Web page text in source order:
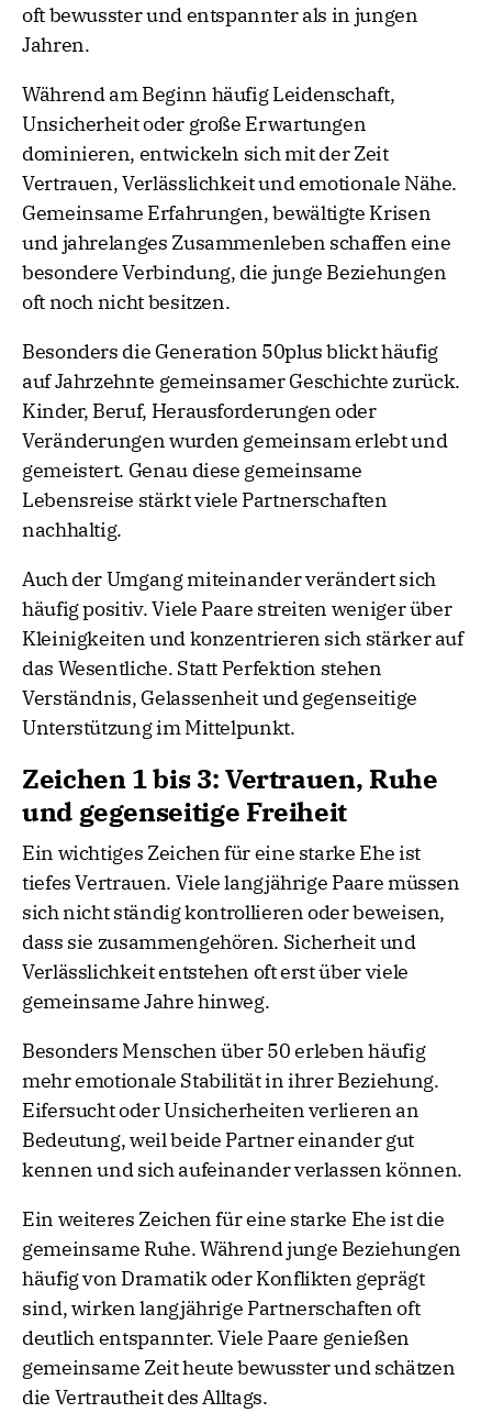
oft bewusster und entspannter als in jungen
Jahren.
Während am Beginn häufig Leidenschaft,
Unsicherheit oder große Erwartungen
dominieren, entwickeln sich mit der Zeit
Vertrauen, Verlässlichkeit und emotionale Nähe.
Gemeinsame Erfahrungen, bewältigte Krisen
und jahrelanges Zusammenleben schaffen eine
besondere Verbindung, die junge Beziehungen
oft noch nicht besitzen.
Besonders die Generation 50plus blickt häufig
auf Jahrzehnte gemeinsamer Geschichte zurück.
Kinder, Beruf, Herausforderungen oder
Veränderungen wurden gemeinsam erlebt und
gemeistert. Genau diese gemeinsame
Lebensreise stärkt viele Partnerschaften
nachhaltig.
Auch der Umgang miteinander verändert sich
häufig positiv. Viele Paare streiten weniger über
Kleinigkeiten und konzentrieren sich stärker auf
das Wesentliche. Statt Perfektion stehen
Verständnis, Gelassenheit und gegenseitige
Unterstützung im Mittelpunkt.
Zeichen 1 bis 3: Vertrauen, Ruhe
und gegenseitige Freiheit
Ein wichtiges Zeichen für eine starke Ehe ist
tiefes Vertrauen. Viele langjährige Paare müssen
sich nicht ständig kontrollieren oder beweisen,
dass sie zusammengehören. Sicherheit und
Verlässlichkeit entstehen oft erst über viele
gemeinsame Jahre hinweg.
Besonders Menschen über 50 erleben häufig
mehr emotionale Stabilität in ihrer Beziehung.
Eifersucht oder Unsicherheiten verlieren an
Bedeutung, weil beide Partner einander gut
kennen und sich aufeinander verlassen können.
Ein weiteres Zeichen für eine starke Ehe ist die
gemeinsame Ruhe. Während junge Beziehungen
häufig von Dramatik oder Konflikten geprägt
sind, wirken langjährige Partnerschaften oft
deutlich entspannter. Viele Paare genießen
gemeinsame Zeit heute bewusster und schätzen
die Vertrautheit des Alltags.